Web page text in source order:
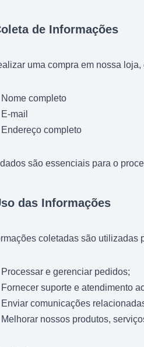
de Informações
uma compra em nossa
Nome completo
E-mail
Endereço completo
são essenciais para o
das Informações
coletadas são utilizadas
Processar e gerenciar pedidos;
Fornecer suporte e atendimento
Enviar comunicações
Melhorar nossos produtos,